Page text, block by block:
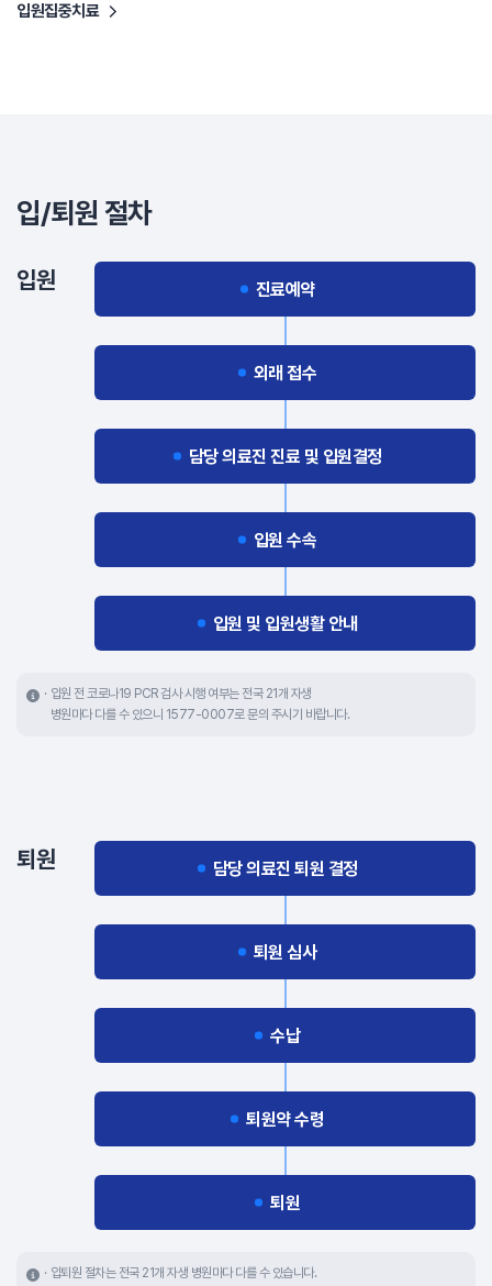
입원집중치료
입/퇴원 절차
입원 진료예약
외래 접수
담당 의료진 진료 및 입원결정
입원 수속
입원 및 입원생활 안내
입원 전 코로나19 PCR 검사 시행 여부는 전국 21개 자생
병원마다 다를 수 있으니 1577-0007로 문의 주시기 바랍니다.
퇴원 담당 의료진 퇴원 결정
퇴원 심사
수납
퇴원약 수령
퇴원
입퇴원 절차는 전국 21개 자생 병원마다 다를 수 있습니다.